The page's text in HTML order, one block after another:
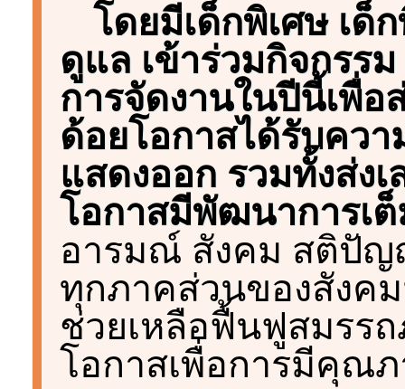
โดยมีเด็กพิเศษ เด็
ดูแล เข้าร่วมกิจกรร
การจัดงานในปีนี้เพื่อ
ด้อยโอกาสได้รับคว
แสดงออก รวมทั้งส่ง
โอกาสมีพัฒนาการเ
อารมณ์ สังคม สติปัญ
ทุกภาคส่วนของสังค
ช่วยเหลือฟื้นฟูสมรร
โอกาสเพื่อการมีคุณ